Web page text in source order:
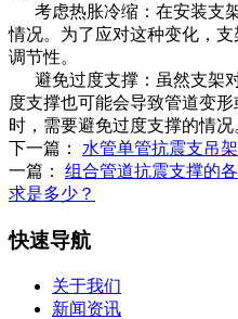
考虑热胀冷缩‌：在安装支
情况。为了应对这种变化，
调节性。
避免过度支撑‌：虽然支架
度支撑也可能会导致管道变
时，需要避免过度支撑的情况
下一篇： 水管单管抗震支吊
一篇： 组合管道抗震支撑的
求是多少？
快速导航
关于我们
新闻资讯